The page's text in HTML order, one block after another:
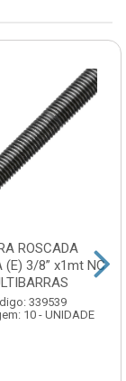
ROSCADA
(E) 3/8” x1mt NC
339539
10 - UNIDADE